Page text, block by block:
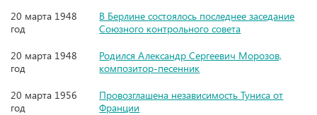
20 марта 1948
год
В Берлине состоялось последнее заседание
Союзного контрольного совета
20 марта 1948
год
Родился Александр Сергеевич Морозов,
композитор-песенник
20 марта 1956
год
Провозглашена независимость Туниса от
Франции